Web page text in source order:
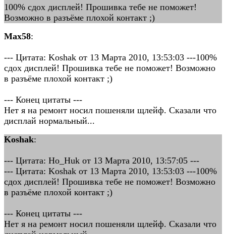
100% сдох дисплей! Прошивка тебе не поможет!
Возможно в разъёме плохой контакт ;)
Max58:
--- Цитата: Koshak от 13 Марта 2010, 13:53:03 ---100%
сдох дисплей! Прошивка тебе не поможет! Возможно
в разъёме плохой контакт ;)
--- Конец цитаты ---
Нет я на ремонт носил пошеняли щлейф. Сказали что
дисплай нормальный...
Koshak:
--- Цитата: Ho_Huk от 13 Марта 2010, 13:57:05 ---
--- Цитата: Koshak от 13 Марта 2010, 13:53:03 ---100%
сдох дисплей! Прошивка тебе не поможет! Возможно
в разъёме плохой контакт ;)
--- Конец цитаты ---
Нет я на ремонт носил пошеняли щлейф. Сказали что